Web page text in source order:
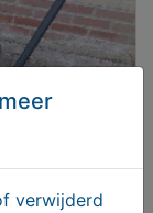
verwijderd